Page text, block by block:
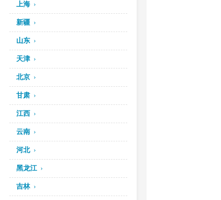
上海
新疆
山东
天津
北京
甘肃
江西
云南
河北
黑龙江
吉林